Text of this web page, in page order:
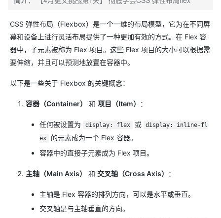
CSS 弹性布局（Flexbox）是一个一维的布局模型，它为在不同屏
幕和设备上进行灵活布局提供了一种更加有效的方式。在 Flex 容
器中，子元素被称为 Flex 项目。这些 Flex 项目的大小可以根据需
要伸缩，并且可以预测地放置在容器中。
以下是一些关于 Flexbox 的关键概念：
容器（Container） 和 项目（Item） ：
任何被设置为 display: flex 或 display: inline-fl
ex
的元素成为一个 Flex 容器。
容器中的直接子元素成为 Flex 项目。
主轴（Main Axis） 和 交叉轴（Cross Axis） ：
主轴是 Flex 容器的排列方向，可以是水平或垂直。
交叉轴是与主轴垂直的方向。